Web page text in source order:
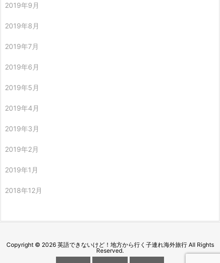
2019年9月
2019年8月
2019年7月
2019年6月
2019年5月
2019年4月
2019年3月
2019年2月
2019年1月
2018年12月
Copyright © 2026 英語できないけど！地方から行く子連れ海外旅行All Rights
Reserved.